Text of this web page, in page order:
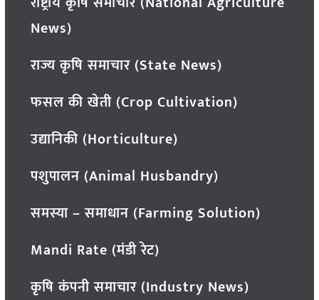
News)
राज्य कृषि समाचार (State News)
फसल की खेती (Crop Cultivation)
उद्यानिकी (Horticulture)
पशुपालन (Animal Husbandry)
समस्या – समाधान (Farming Solution)
Mandi Rate (मंडी रेट)
कृषि कंपनी समाचार (Industry News)